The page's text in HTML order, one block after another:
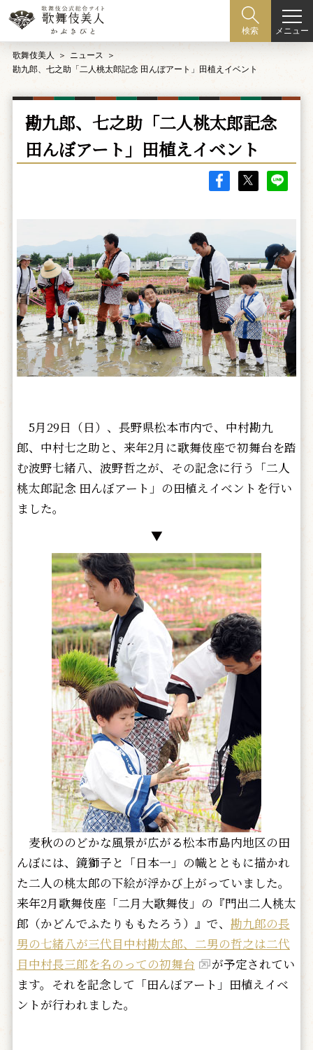
検索 メニュー
歌舞伎美人
ニュース
勘九郎、七之助「二人桃太郎記念 田んぼアート」田植えイベント
勘九郎、七之助「二人桃太郎記念
田んぼアート」田植えイベント
5月29日（日）、長野県松本市内で、中村勘九
郎、中村七之助と、来年2月に歌舞伎座で初舞台を踏
む波野七緒八、波野哲之が、その記念に行う「二人
桃太郎記念 田んぼアート」の田植えイベントを行い
ました。
▼
麦秋ののどかな風景が広がる松本市島内地区の田
んぼには、鏡獅子と「日本一」の幟とともに描かれ
た二人の桃太郎の下絵が浮かび上がっていました。
来年2月歌舞伎座「二月大歌舞伎」の『門出二人桃太
郎（かどんでふたりももたろう）』で、 勘九郎の長
男の七緒八が三代目中村勘太郎、二男の哲之は二代
目中村長三郎を名のっての初舞台
が予定されてい
ます。それを記念して「田んぼアート」田植えイベ
ントが行われました。